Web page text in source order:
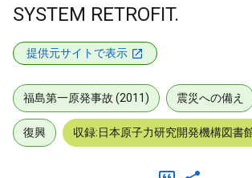
SYSTEM RETROFIT.
提供元サイトで表示
福島第一原発事故 (2011) 震災への備え
復興 収録:日本原子力研究開発機構図書